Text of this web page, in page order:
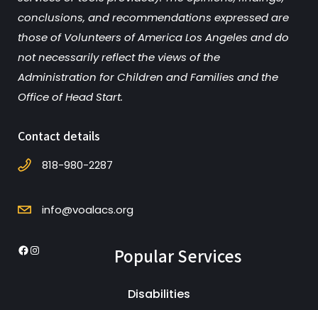
conclusions, and recommendations expressed are
those of Volunteers of America Los Angeles and do
not necessarily reflect the views of the
Administration for Children and Families and the
Office of Head Start.
Contact details
818-980-2287
info@voalacs.org
Facebook
Instagram Popular Services
Disabilities